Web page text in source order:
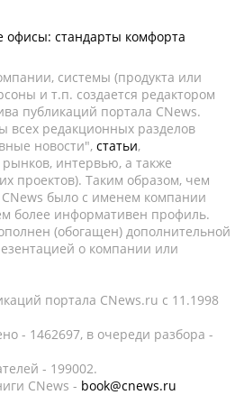
офисы: стандарты комфорта
системы (продукта или
и т.п. создается редактором
публикаций портала CNews.
всех редакционных разделов
новости", статьи,
интервью, а также
проектов). Таким образом, чем
было с именем компании
более информативен профиль.
(обогащен) дополнительной
о компании или
портала CNews.ru c 11.1998
- 1462697, в очереди разбора -
- 199002.
CNews - book@cnews.ru